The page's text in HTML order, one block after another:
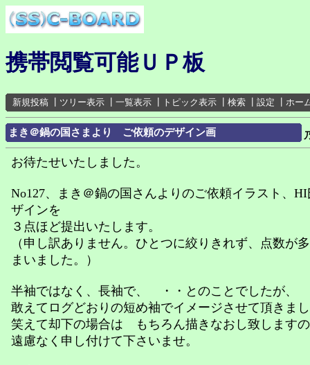
携帯閲覧可能ＵＰ板
新規投稿 ツリー表示 一覧表示 トピック表示 検索 設定 ホー
まき＠鍋の国さまより ご依頼のデザイン画
お待たせいたしました。
No127、まき＠鍋の国さんよりのご依頼イラスト、
ザインを
３点ほど提出いたします。
（申し訳ありません。ひとつに絞りきれず、点数が
まいました。）
半袖ではなく、長袖で、 ・・とのことでしたが、
敢えてログどおりの短め袖でイメージさせて頂きま
笑えて却下の場合は もちろん描きなおし致します
遠慮なく申し付けて下さいませ。